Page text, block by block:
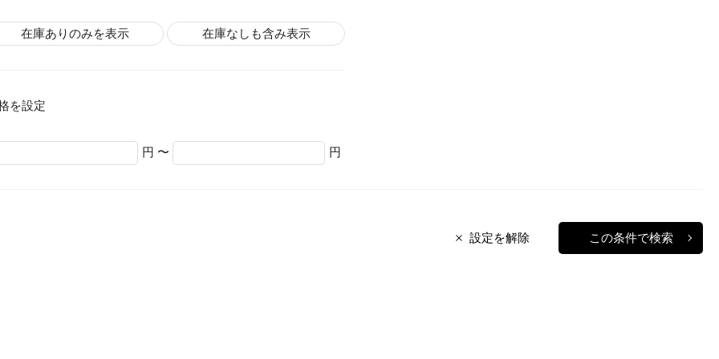
在庫ありのみを表示 在庫なしも含み表示
を設定
円 〜 円
設定を解除 この条件で検索